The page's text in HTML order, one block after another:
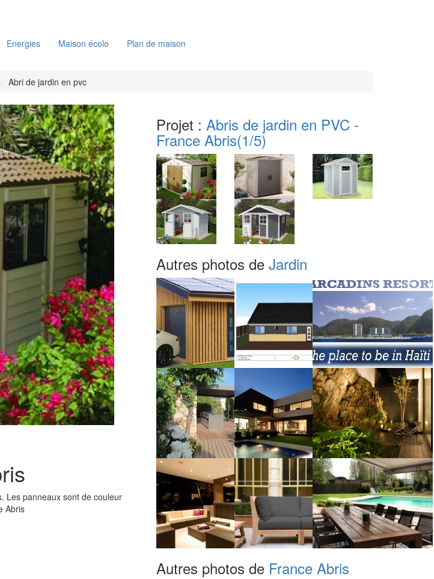
Energies Maison écolo Plan de maison
Abri de jardin en pvc
Les panneaux sont de couleur
Abris
Projet : Abris de jardin en PVC -
France Abris(1/5)
Autres photos de Jardin
Autres photos de France Abris